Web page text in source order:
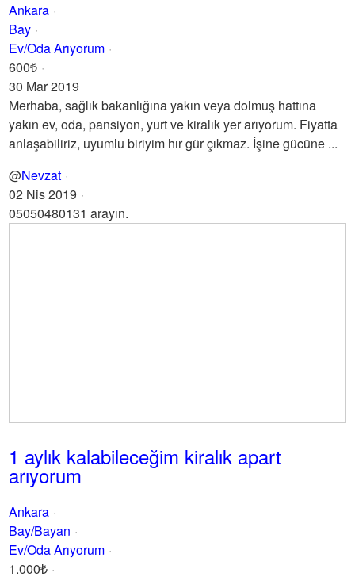
Ankara
Bay
Ev/Oda Arıyorum
600₺
30 Mar 2019
Merhaba, sağlık bakanlığına yakın veya dolmuş hattına
yakın ev, oda, pansiyon, yurt ve kiralık yer arıyorum. Fiyatta
anlaşabiliriz, uyumlu biriyim hır gür çıkmaz. İşine gücüne ...
@Nevzat
02 Nis 2019
05050480131 arayın.
1 aylık kalabileceğim kiralık apart
arıyorum
Ankara
Bay/Bayan
Ev/Oda Arıyorum
1.000₺